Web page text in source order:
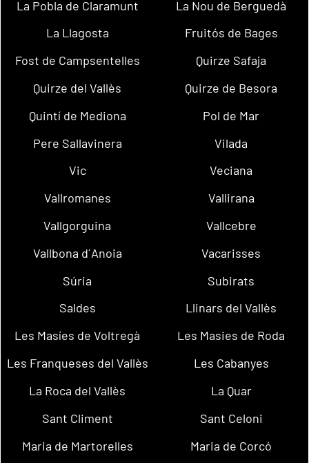
La Pobla de Claramunt
La Nou de Berguedà
La Llagosta
Fruitós de Bages
Fost de Campsentelles
Quirze Safaja
Quirze del Vallès
Quirze de Besora
Quintí de Mediona
Pol de Mar
Pere Sallavinera
Vilada
Vic
Veciana
Vallromanes
Vallirana
Vallgorguina
Vallcebre
Vallbona d´Anoia
Vacarisses
Súria
Subirats
Saldes
Llinars del Vallès
Les Masíes de Voltregà
Les Masies de Roda
Les Franqueses del Vallès
Les Cabanyes
La Roca del Vallès
La Quar
Sant Climent
Sant Celoni
Maria de Martorelles
Maria de Corcó